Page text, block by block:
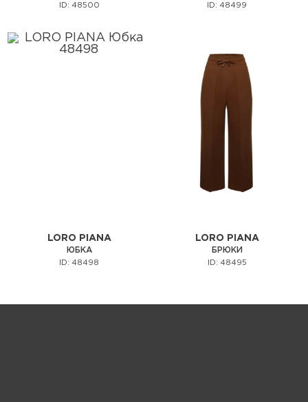
ID: 48500 ID: 48499
LORO PIANA
ЮБКА
ID: 48498
LORO PIANA
БРЮКИ
ID: 48495